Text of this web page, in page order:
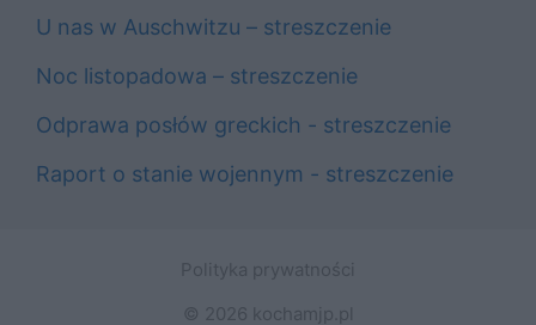
U nas w Auschwitzu – streszczenie
Noc listopadowa – streszczenie
Odprawa posłów greckich - streszczenie
Raport o stanie wojennym - streszczenie
Polityka prywatności
© 2026 kochamjp.pl